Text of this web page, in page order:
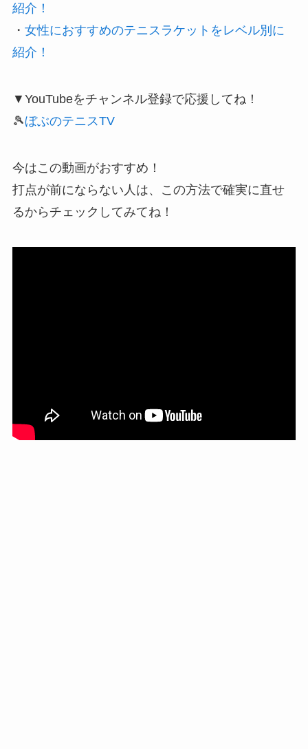
紹介！
・ 女性におすすめのテニスラケットをレベル別に
紹介！
▼YouTubeをチャンネル登録で応援してね！
🎾ぼぶのテニスTV
今はこの動画がおすすめ！
打点が前にならない人は、この方法で確実に直せ
るからチェックしてみてね！